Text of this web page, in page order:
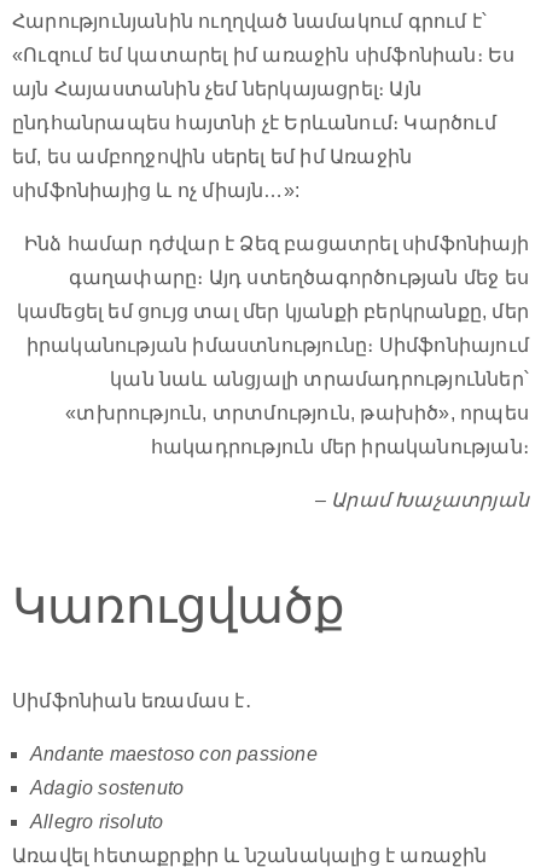
Հարությունյանին ուղղված նամակում գրում է՝
«Ուզում եմ կատարել իմ առաջին սիմֆոնիան։ Ես
այն Հայաստանին չեմ ներկայացրել։ Այն
ընդհանրապես հայտնի չէ Երևանում։ Կարծում
եմ, ես ամբողջովին սերել եմ իմ Առաջին
սիմֆոնիայից և ոչ միայն…»:
Ինձ համար դժվար է Ձեզ բացատրել սիմֆոնիայի
գաղափարը։ Այդ ստեղծագործության մեջ ես
կամեցել եմ ցույց տալ մեր կյանքի բերկրանքը, մեր
իրականության իմաստնությունը։ Սիմֆոնիայում
կան նաև անցյալի տրամադրություններ՝
«տխրություն, տրտմություն, թախիծ», որպես
հակադրություն մեր իրականության։
– Արամ Խաչատրյան
Կառուցվածք
Սիմֆոնիան եռամաս է․
Andante maestoso con passione
Adagio sostenuto
Allegro risoluto
Առավել հետաքրքիր և նշանակալից է առաջին